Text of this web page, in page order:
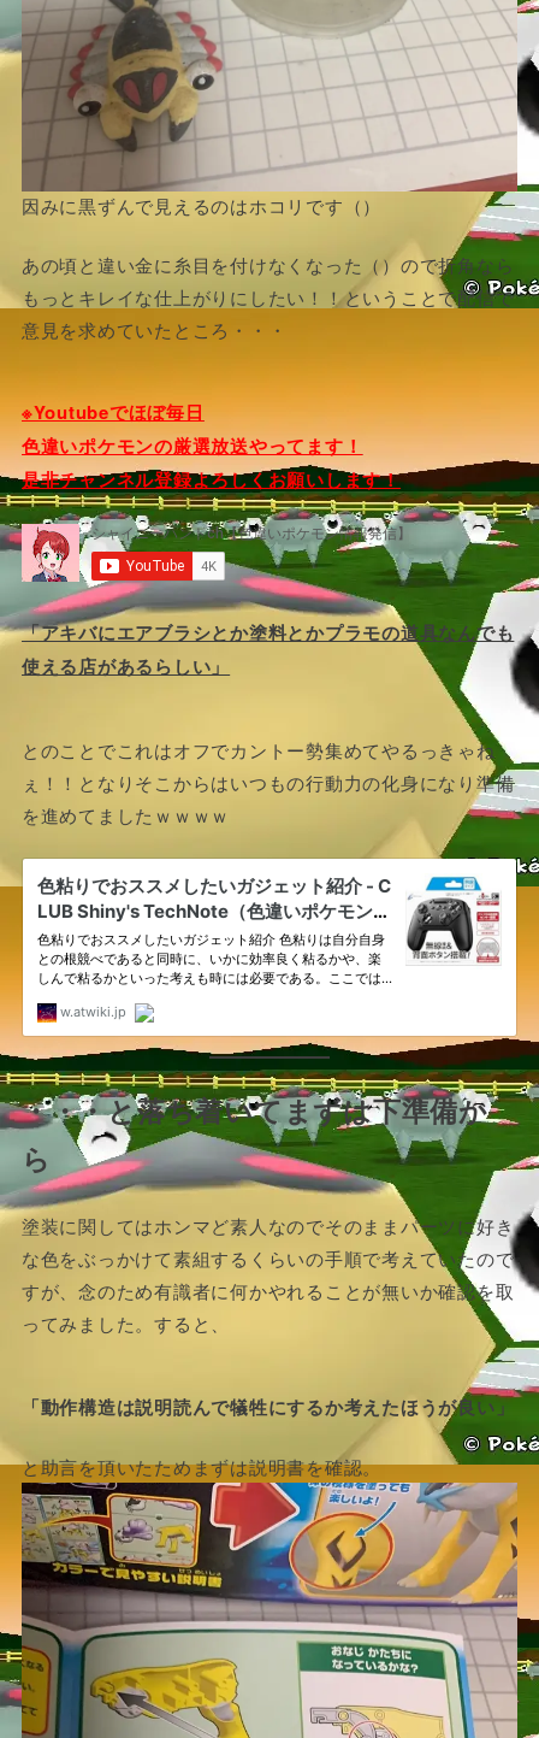
因みに黒ずんで見えるのはホコリです（）
あの頃と違い金に糸目を付けなくなった（）ので折角なら
もっとキレイな仕上がりにしたい！！ということで配信で
意見を求めていたところ・・・
※Youtubeでほぼ毎日
色違いポケモンの厳選放送やってます！
是非チャンネル登録よろしくお願いします！
「アキバにエアブラシとか塗料とかプラモの道具なんでも
使える店があるらしい」
とのことでこれはオフでカントー勢集めてやるっきゃね
ぇ！！となりそこからはいつもの行動力の化身になり準備
を進めてましたｗｗｗｗ
・・・と落ち着いてまずは下準備か
ら
塗装に関してはホンマど素人なのでそのままパーツに好き
な色をぶっかけて素組するくらいの手順で考えていたので
すが、念のため有識者に何かやれることが無いか確認を取
ってみました。すると、
「動作構造は説明読んで犠牲にするか考えたほうが良い」
と助言を頂いたためまずは説明書を確認。